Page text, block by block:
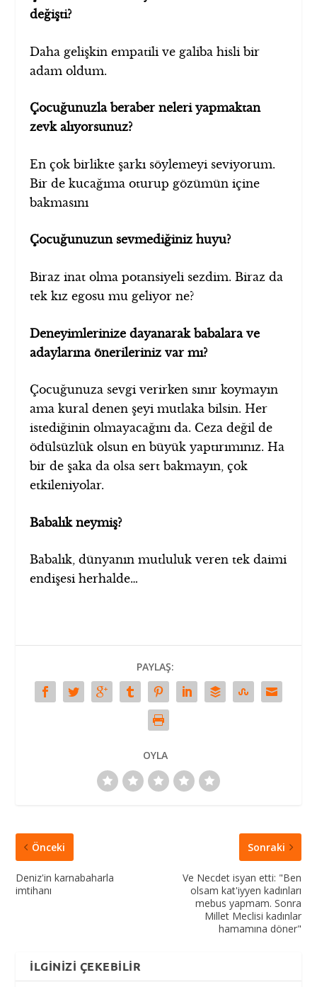
değişti?
Daha gelişkin empatili ve galiba hisli bir
adam oldum.
Çocuğunuzla beraber neleri yapmaktan
zevk alıyorsunuz?
En çok birlikte şarkı söylemeyi seviyorum.
Bir de kucağıma oturup gözümün içine
bakmasını
Çocuğunuzun sevmediğiniz huyu?
Biraz inat olma potansiyeli sezdim. Biraz da
tek kız egosu mu geliyor ne?
Deneyimlerinize dayanarak babalara ve
adaylarına önerileriniz var mı?
Çocuğunuza sevgi verirken sınır koymayın
ama kural denen şeyi mutlaka bilsin. Her
istediğinin olmayacağını da. Ceza değil de
ödülsüzlük olsun en büyük yaptırımınız. Ha
bir de şaka da olsa sert bakmayın, çok
etkileniyolar.
Babalık neymiş?
Babalık, dünyanın mutluluk veren tek daimi
endişesi herhalde…
PAYLAŞ:
OYLA
Önceki
Deniz'in karnabaharla
imtihanı
Sonraki
Ve Necdet isyan etti: "Ben
olsam kat'iyyen kadınları
mebus yapmam. Sonra
Millet Meclisi kadınlar
hamamına döner"
İLGINIZI ÇEKEBILIR